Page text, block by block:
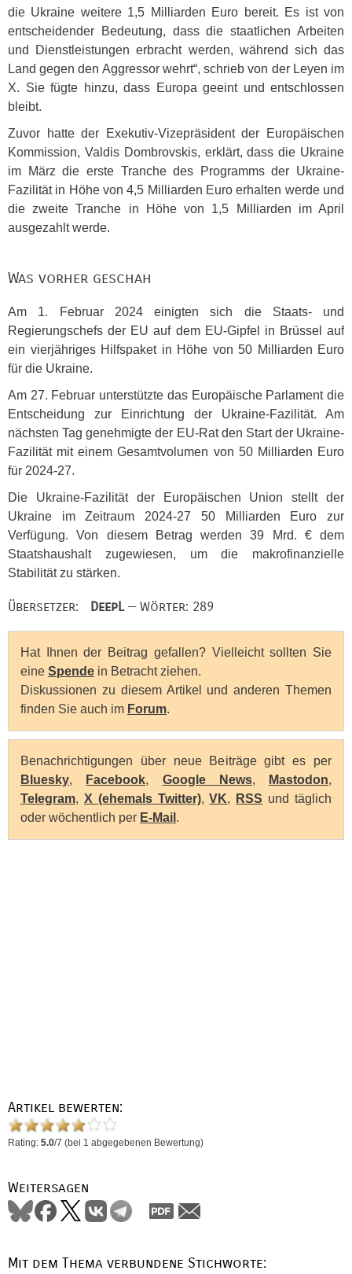
die Ukraine weitere 1,5 Milliarden Euro bereit. Es ist von
entscheidender Bedeutung, dass die staatlichen Arbeiten
und Dienstleistungen erbracht werden, während sich das
Land gegen den Aggressor wehrt“, schrieb von der Leyen im
X. Sie fügte hinzu, dass Europa geeint und entschlossen
bleibt.
Zuvor hatte der Exekutiv-Vizepräsident der Europäischen
Kommission, Valdis Dombrovskis, erklärt, dass die Ukraine
im März die erste Tranche des Programms der Ukraine-
Fazilität in Höhe von 4,5 Milliarden Euro erhalten werde und
die zweite Tranche in Höhe von 1,5 Milliarden im April
ausgezahlt werde.
Was vorher geschah
Am 1. Februar 2024 einigten sich die Staats- und
Regierungschefs der EU auf dem EU-Gipfel in Brüssel auf
ein vierjähriges Hilfspaket in Höhe von 50 Milliarden Euro
für die Ukraine.
Am 27. Februar unterstützte das Europäische Parlament die
Entscheidung zur Einrichtung der Ukraine-Fazilität. Am
nächsten Tag genehmigte der EU-Rat den Start der Ukraine-
Fazilität mit einem Gesamtvolumen von 50 Milliarden Euro
für 2024-27.
Die Ukraine-Fazilität der Europäischen Union stellt der
Ukraine im Zeitraum 2024-27 50 Milliarden Euro zur
Verfügung. Von diesem Betrag werden 39 Mrd. € dem
Staatshaushalt zugewiesen, um die makrofinanzielle
Stabilität zu stärken.
Übersetzer: DeepL— Wörter: 289
Hat Ihnen der Beitrag gefallen? Vielleicht sollten Sie
eine Spende in Betracht ziehen.
Diskussionen zu diesem Artikel und anderen Themen
finden Sie auch im Forum.
Benachrichtigungen über neue Beiträge gibt es per
Bluesky, Facebook, Google News, Mastodon,
Telegram, X (ehemals Twitter),VK, RSS und täglich
oder wöchentlich per E-Mail .
Artikel bewerten:
Rating: 5.0/7 (bei 1 abgegebenen Bewertung)
Weitersagen
Mit dem Thema verbundene Stichworte: